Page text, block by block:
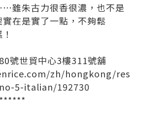
雖朱古力很香很濃，也不是
在是實了一點，不夠鬆
號世貿中心3樓311號舖
zh/hongkong/res
5-italian/192730